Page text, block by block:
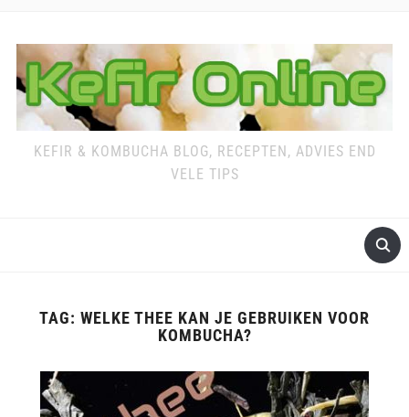
KEFIR & KOMBUCHA BLOG, RECEPTEN, ADVIES END
VELE TIPS
TAG: WELKE THEE KAN JE GEBRUIKEN VOOR
KOMBUCHA?